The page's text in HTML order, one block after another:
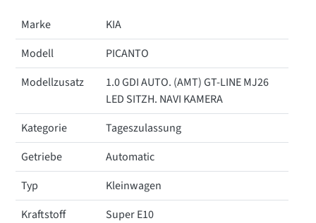
Marke
KIA
Modell
PICANTO
Modellzusatz
1.0 GDI AUTO. (AMT) GT-LINE MJ26
LED SITZH. NAVI KAMERA
Kategorie
Tageszulassung
Getriebe
Automatic
Typ
Kleinwagen
Kraftstoff
Super E10